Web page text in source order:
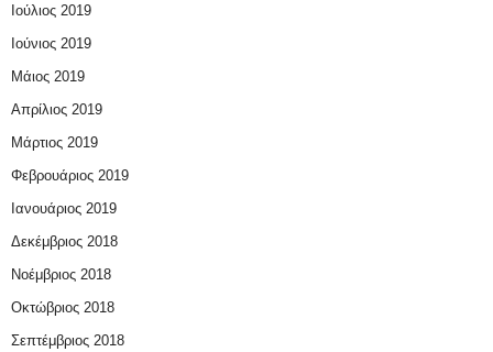
Ιούλιος 2019
Ιούνιος 2019
Μάιος 2019
Απρίλιος 2019
Μάρτιος 2019
Φεβρουάριος 2019
Ιανουάριος 2019
Δεκέμβριος 2018
Νοέμβριος 2018
Οκτώβριος 2018
Σεπτέμβριος 2018